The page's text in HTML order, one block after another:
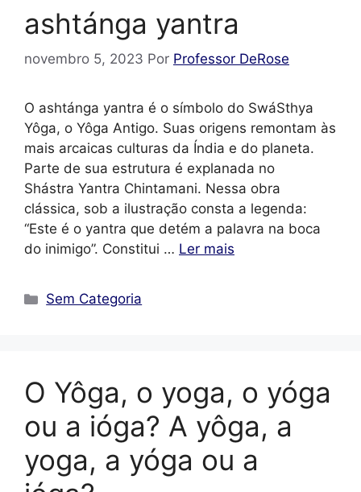
ashtánga yantra
novembro 5, 2023 Por Professor DeRose
O ashtánga yantra é o símbolo do SwáSthya
Yôga, o Yôga Antigo. Suas origens remontam às
mais arcaicas culturas da Índia e do planeta.
Parte de sua estrutura é explanada no
Shástra Yantra Chintamani. Nessa obra
clássica, sob a ilustração consta a legenda:
“Este é o yantra que detém a palavra na boca
do inimigo”. Constitui … Ler mais
Categorias
Sem Categoria
O Yôga, o yoga, o yóga
ou a ióga? A yôga, a
yoga, a yóga ou a